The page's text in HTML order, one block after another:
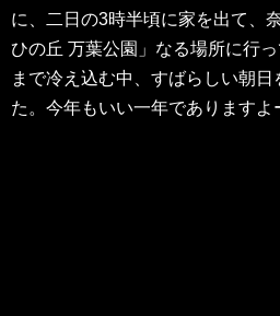
に、二日の3時半頃に家を出て、
ひの丘 万葉公園」なる場所に行
まで冷え込む中、すばらしい朝
た。今年もいい一年でありますよ